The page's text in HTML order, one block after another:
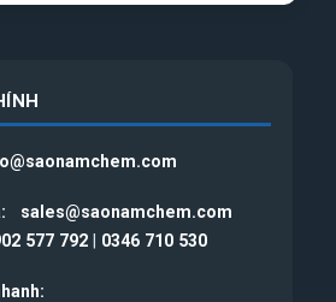
sales@saonamchem.com
577 792 0346 710 530